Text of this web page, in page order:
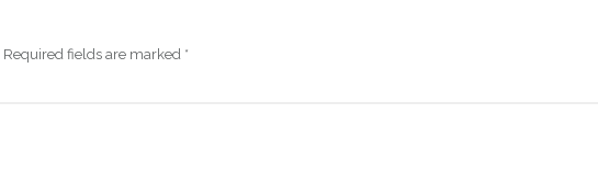
Required fields are marked *